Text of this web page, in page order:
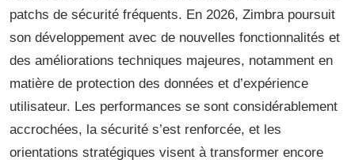
patchs de sécurité fréquents. En 2026, Zimbra poursuit
son développement avec de nouvelles fonctionnalités et
des améliorations techniques majeures, notamment en
matière de protection des données et d’expérience
utilisateur. Les performances se sont considérablement
accrochées, la sécurité s’est renforcée, et les
orientations stratégiques visent à transformer encore